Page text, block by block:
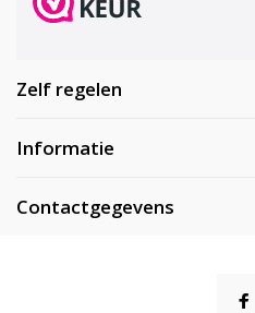
Zelf regelen
Informatie
Contactgegevens